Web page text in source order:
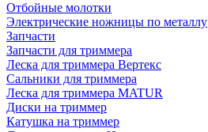
Отбойные молотки
Электрические ножницы по металлу
Запчасти
Запчасти для триммера
Леска для триммера Вертекс
Сальники для триммера
Леска для триммера MATUR
Диски на триммер
Катушка на триммер